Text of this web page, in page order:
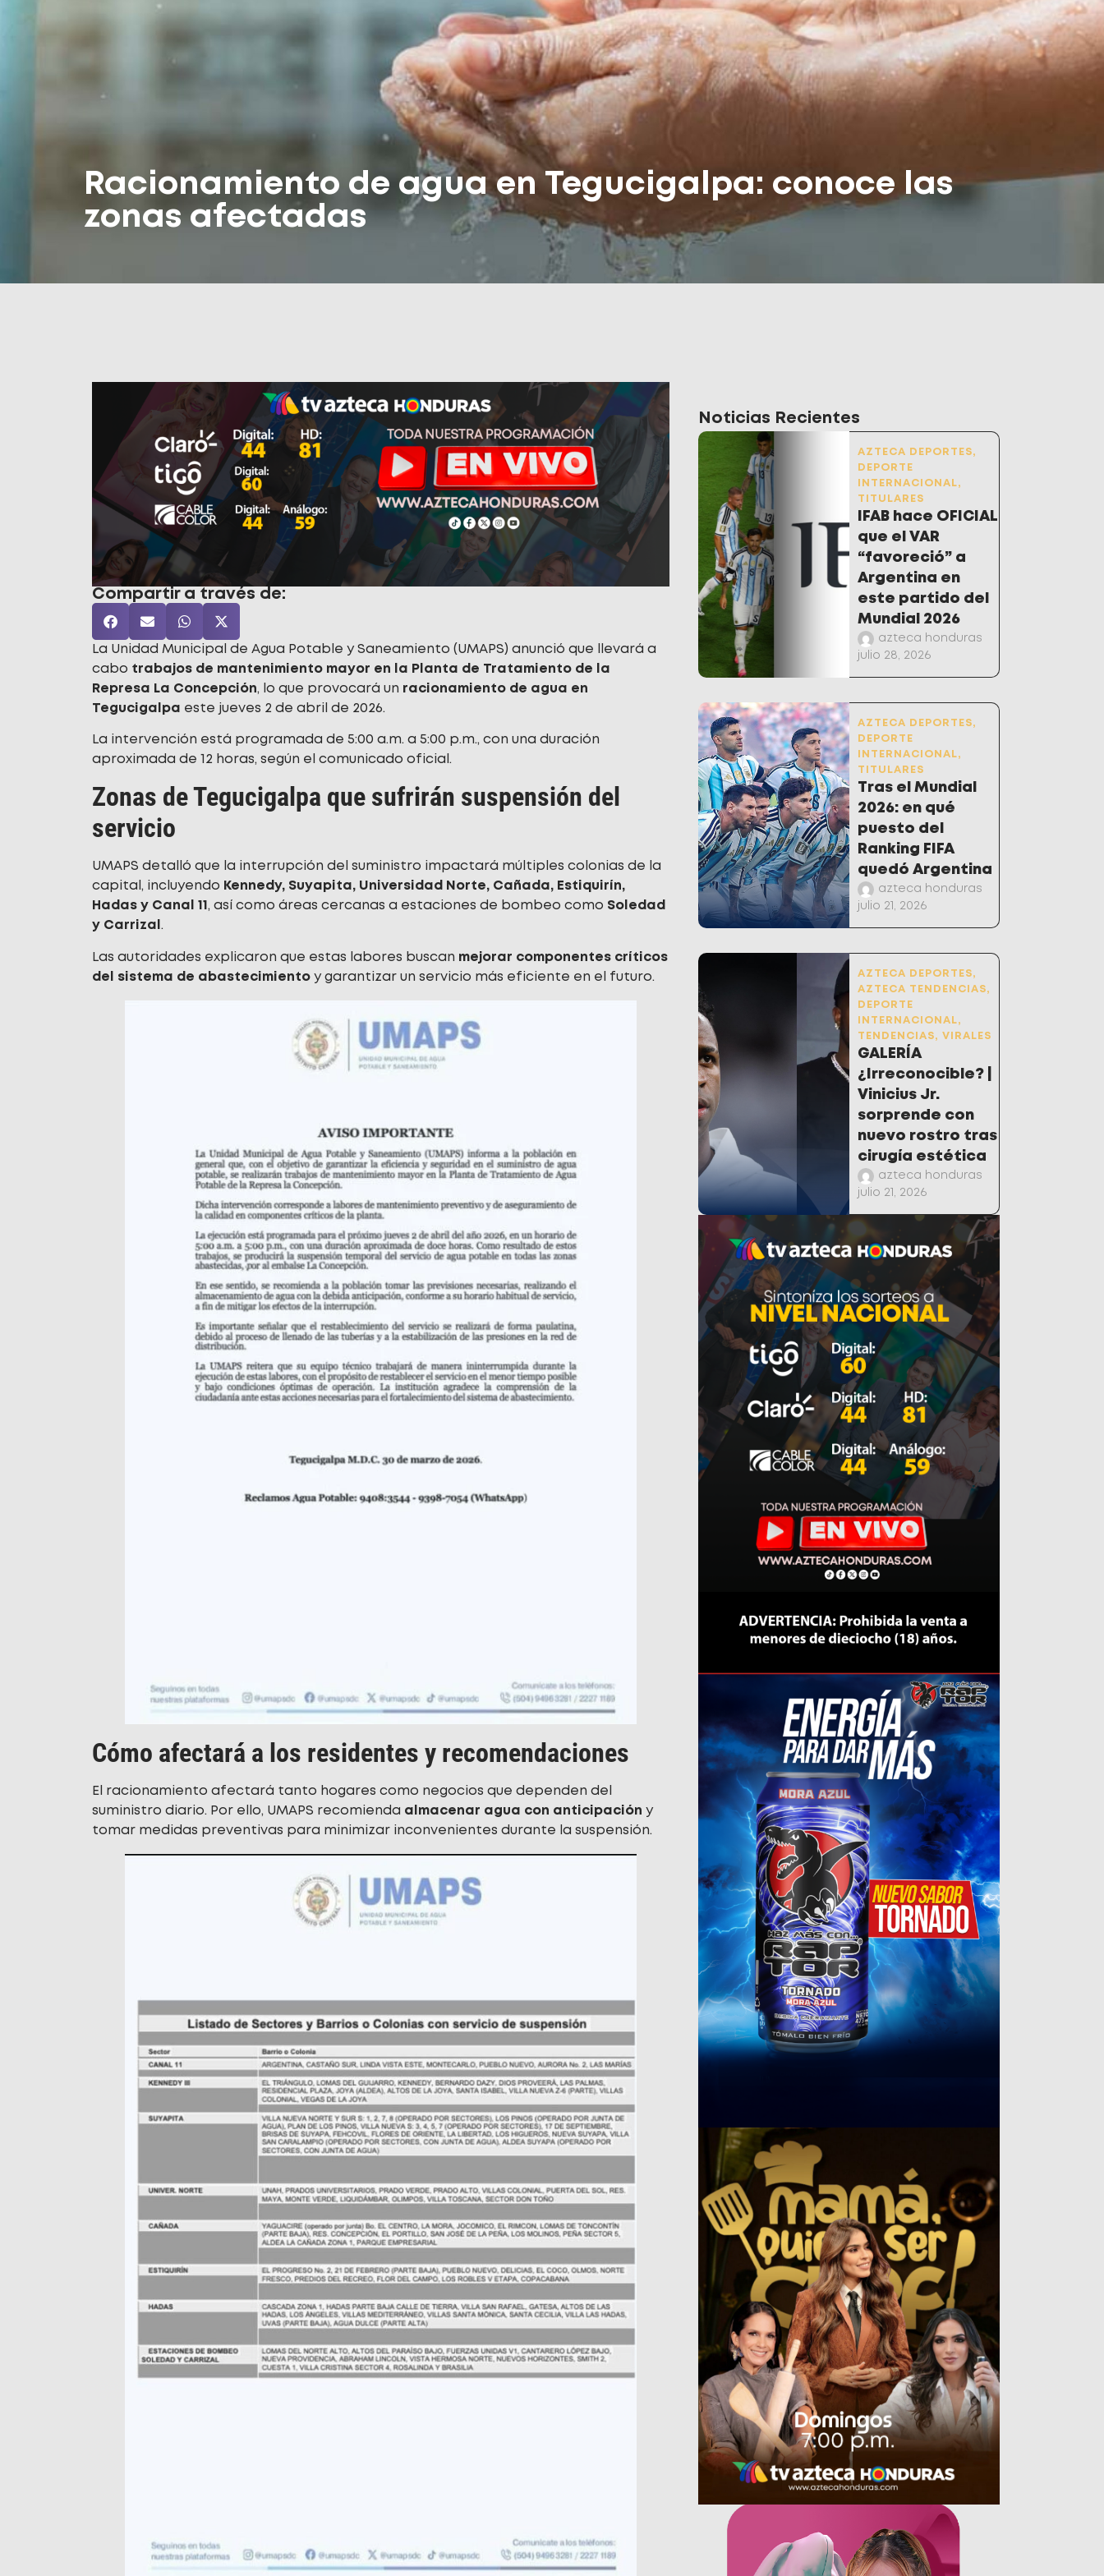
Racionamiento de agua en Tegucigalpa: conoce las
zonas afectadas
Compartir a través de:
La Unidad Municipal de Agua Potable y Saneamiento (UMAPS) anunció que llevará a
cabo trabajos de mantenimiento mayor en la Planta de Tratamiento de la
Represa La Concepción, lo que provocará un racionamiento de agua en
Tegucigalpa este jueves 2 de abril de 2026.
La intervención está programada de 5:00 a.m. a 5:00 p.m., con una duración
aproximada de 12 horas, según el comunicado oficial.
Zonas de Tegucigalpa que sufrirán suspensión del
servicio
UMAPS detalló que la interrupción del suministro impactará múltiples colonias de la
capital, incluyendo Kennedy, Suyapita, Universidad Norte, Cañada, Estiquirín,
Hadas y Canal 11 , así como áreas cercanas a estaciones de bombeo como Soledad
y Carrizal .
Las autoridades explicaron que estas labores buscan mejorar componentes críticos
del sistema de abastecimiento y garantizar un servicio más eficiente en el futuro.
Cómo afectará a los residentes y recomendaciones
El racionamiento afectará tanto hogares como negocios que dependen del
suministro diario. Por ello, UMAPS recomienda almacenar agua con anticipación y
tomar medidas preventivas para minimizar inconvenientes durante la suspensión.
Noticias Recientes
AZTECA DEPORTES,
DEPORTE
INTERNACIONAL,
TITULARES
IFAB hace OFICIAL
que el VAR
“favoreció” a
Argentina en
este partido del
Mundial 2026
azteca honduras
julio 28, 2026
AZTECA DEPORTES,
DEPORTE
INTERNACIONAL,
TITULARES
Tras el Mundial
2026: en qué
puesto del
Ranking FIFA
quedó Argentina
azteca honduras
julio 21, 2026
AZTECA DEPORTES,
AZTECA TENDENCIAS,
DEPORTE
INTERNACIONAL,
TENDENCIAS, VIRALES
GALERÍA
¿Irreconocible? |
Vinicius Jr.
sorprende con
nuevo rostro tras
cirugía estética
azteca honduras
julio 21, 2026